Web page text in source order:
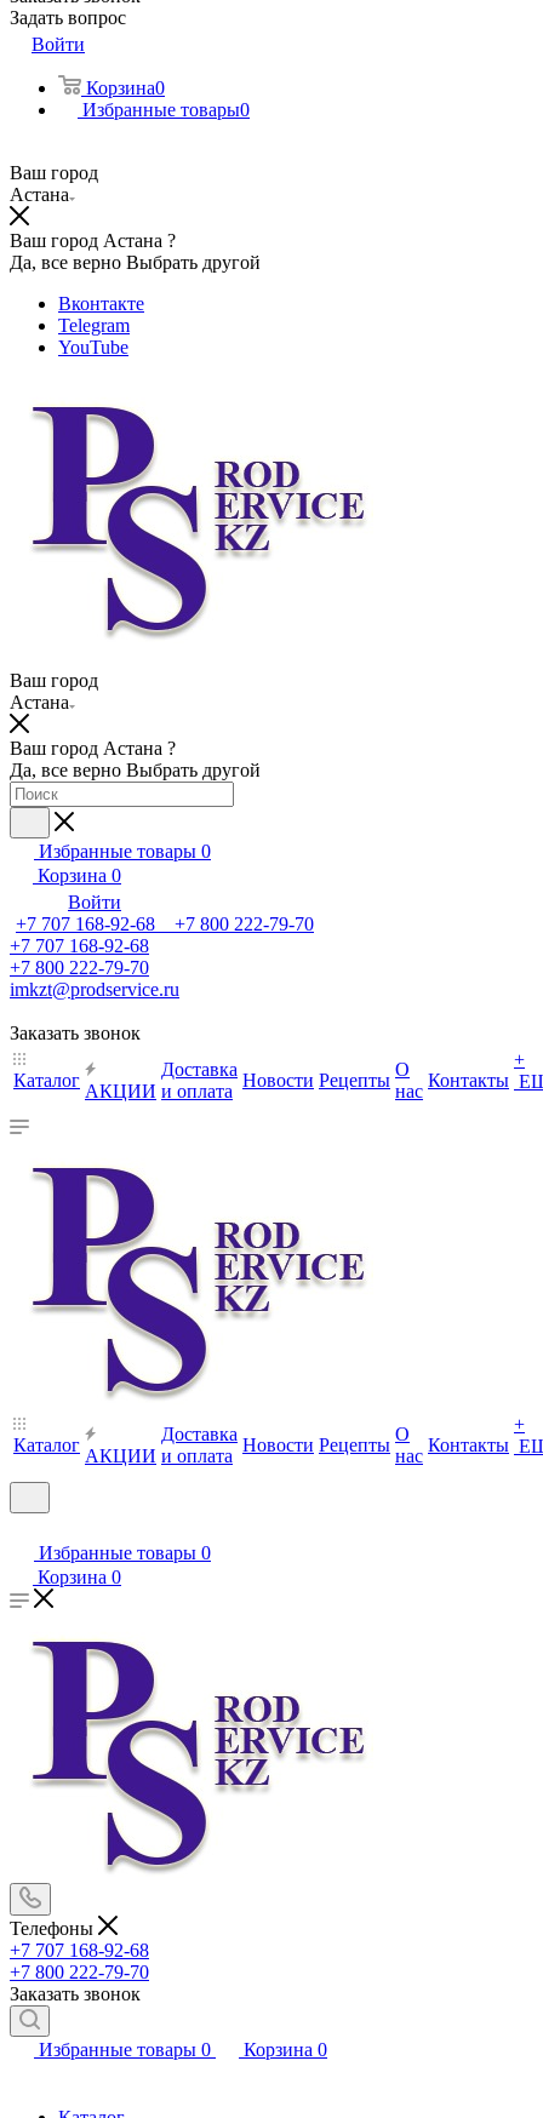
Задать вопрос
Войти
Корзина0
Избранные товары0
Ваш город
Астана
Ваш город Астана ?
Да, все верно Выбрать другой
Вконтакте
Telegram
YouTube
Ваш город
Астана
Ваш город Астана ?
Да, все верно Выбрать другой
Избранные товары 0
Корзина 0
Войти
+7 707 168-92-68 +7 800 222-79-70
+7 707 168-92-68
+7 800 222-79-70
imkzt@prodservice.ru
Заказать звонок
Каталог
АКЦИИ
Доставка
и оплата
Новости Рецепты
О
нас
Контакты
+
Каталог
АКЦИИ
Доставка
и оплата
Новости Рецепты
О
нас
Контакты
+
Избранные товары 0
Корзина 0
Телефоны
+7 707 168-92-68
+7 800 222-79-70
Заказать звонок
Избранные товары 0 Корзина 0